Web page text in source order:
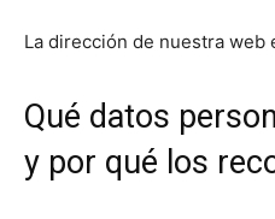
La dirección de nuestra web
Qué datos
y por qué los